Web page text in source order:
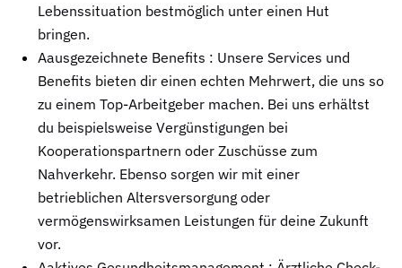
Lebenssituation bestmöglich unter einen Hut
bringen.
Aausgezeichnete Benefits : Unsere Services und
Benefits bieten dir einen echten Mehrwert, die uns so
zu einem Top-Arbeitgeber machen. Bei uns erhältst
du beispielsweise Vergünstigungen bei
Kooperationspartnern oder Zuschüsse zum
Nahverkehr. Ebenso sorgen wir mit einer
betrieblichen Altersversorgung oder
vermögenswirksamen Leistungen für deine Zukunft
vor.